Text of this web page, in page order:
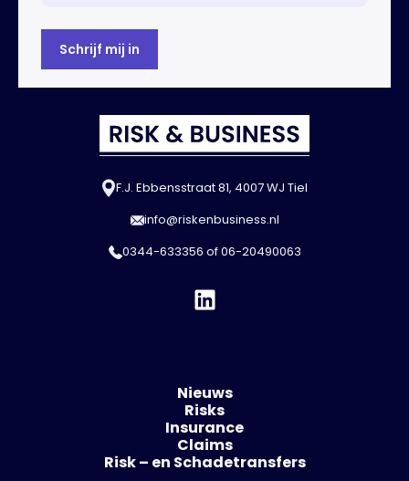
F.J. Ebbensstraat 81, 4007 WJ Tiel
info@riskenbusiness.nl
0344-633356 of06-20490063
Nieuws
Risks
Insurance
Claims
Risk – en Schadetransfers